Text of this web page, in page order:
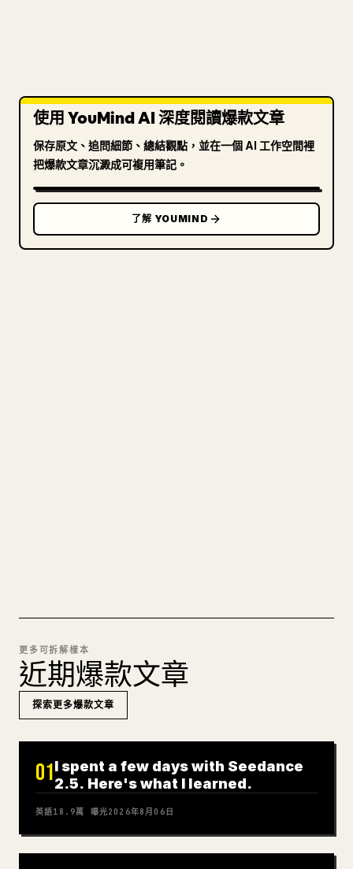
使用 YouMind AI 深度閱讀爆款文章
保存原文、追問細節、總結觀點，並在一個 AI 工作空間裡
把爆款文章沉澱成可複用筆記。
了解 YOUMIND
更多可拆解樣本
近期爆款文章
探索更多爆款文章
01I spent a few days with Seedance
2.5. Here's what I learned.
英語18.9萬 曝光2026年8月06日